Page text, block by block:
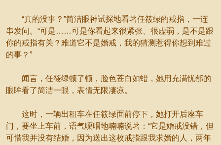
“真的没事？”简洁眼神试探地看著任筱绿的戒指，一连
串发问。“可是……可是你看起来很紧张、很虚弱，是不是跟
你的戒指有关？难道它不是婚戒，我的猜测惹得你想到难过
的事？”
闻言，任筱绿顿了顿，脸色苍白如蜡，她用充满忧郁的
眼眸看了简洁一眼，表情无限凄凉。
这时，一辆出租车在任筱绿面前停下，她打开后座车
门，要坐上车前，语气哽咽地喃喃说著：“它是婚戒没错，但
可惜我并没有结婚，因为送出这枚戒指跟我求婚的人，两年